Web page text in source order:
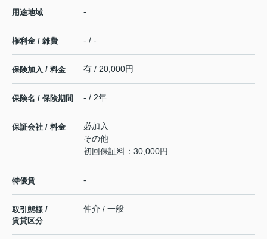
用途地域 -
権利金 / 雑費 - / -
保険加入 / 料金 有 / 20,000円
保険名 / 保険期間 - / 2年
保証会社 / 料金
必加入
その他
初回保証料：30,000円
特優賃 -
取引態様 /
賃貸区分
仲介 / 一般